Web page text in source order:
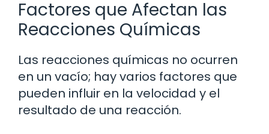
Factores que Afectan las
Reacciones Químicas
Las reacciones químicas no ocurren
en un vacío; hay varios factores que
pueden influir en la velocidad y el
resultado de una reacción.